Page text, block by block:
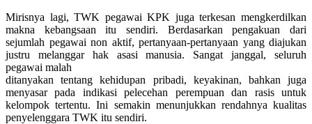
Mirisnya lagi, TWK pegawai KPK juga terkesan mengkerdilkan
makna kebangsaan itu sendiri. Berdasarkan pengakuan dari
sejumlah pegawai non aktif, pertanyaan-pertanyaan yang diajukan
justru melanggar hak asasi manusia. Sangat janggal, seluruh
pegawai malah
ditanyakan tentang kehidupan pribadi, keyakinan, bahkan juga
menyasar pada indikasi pelecehan perempuan dan rasis untuk
kelompok tertentu. Ini semakin menunjukkan rendahnya kualitas
penyelenggara TWK itu sendiri.